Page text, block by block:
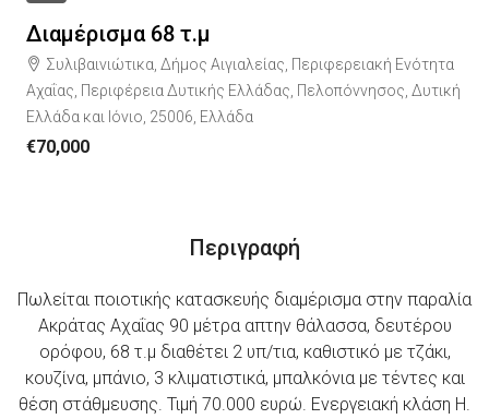
Διαμέρισμα 68 τ.μ
Συλιβαινιώτικα, Δήμος Αιγιαλείας, Περιφερειακή Ενότητα
Αχαΐας, Περιφέρεια Δυτικής Ελλάδας, Πελοπόννησος, Δυτική
Ελλάδα και Ιόνιο, 25006, Ελλάδα
€70,000
Περιγραφή
Πωλείται ποιοτικής κατασκευής διαμέρισμα στην παραλία
Ακράτας Αχαΐας 90 μέτρα απτην θάλασσα, δευτέρου
ορόφου, 68 τ.μ διαθέτει 2 υπ/τια, καθιστικό με τζάκι,
κουζίνα, μπάνιο, 3 κλιματιστικά, μπαλκόνια με τέντες και
θέση στάθμευσης. Τιμή 70.000 ευρώ. Ενεργειακή κλάση Η.